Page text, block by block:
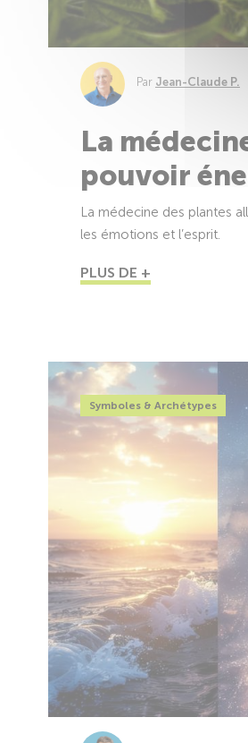
Par Jean-Claude P.
La
pouvoir
La médecine des plantes
les émotions et l’esprit.
PLUS DE +
Symboles & Archétypes